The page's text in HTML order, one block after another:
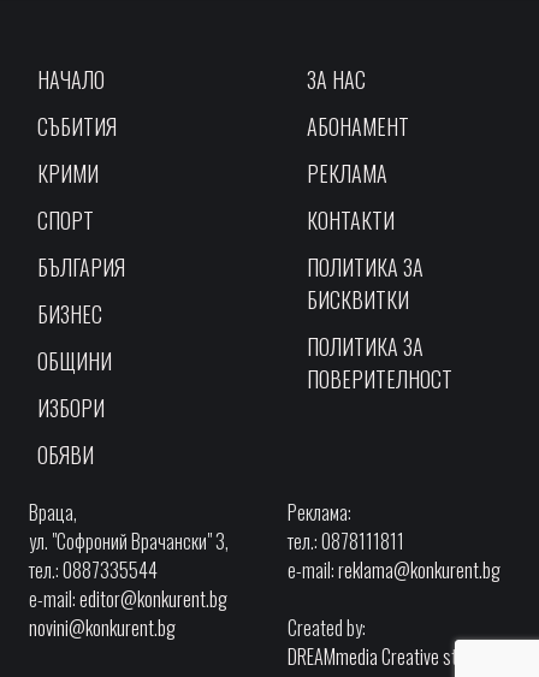
НАЧАЛО
СЪБИТИЯ
КРИМИ
СПОРТ
БЪЛГАРИЯ
БИЗНЕС
ОБЩИНИ
ИЗБОРИ
ОБЯВИ
ЗА НАС
АБОНАМЕНТ
РЕКЛАМА
КОНТАКТИ
ПОЛИТИКА ЗА
БИСКВИТКИ
ПОЛИТИКА ЗА
ПОВЕРИТЕЛНОСТ
Враца,
ул. "Софроний Врачански" 3,
тел.: 0887335544
e-mail:editor@konkurent.bg
novini@konkurent.bg
Реклама:
тел.: 0878111811
e-mail:reklama@konkurent.bg
Created by:
DREAMmedia Creative studio